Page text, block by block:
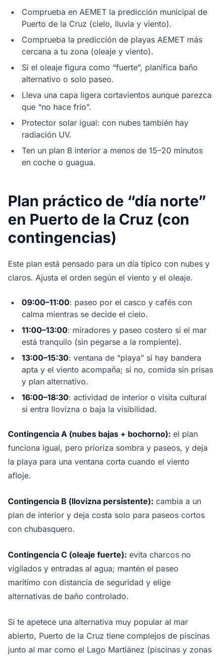
Comprueba en AEMET la predicción municipal de
Puerto de la Cruz (cielo, lluvia y viento).
Comprueba la predicción de playas AEMET más
cercana a tu zona (oleaje y viento).
Si el oleaje figura como “fuerte”, planifica baño
alternativo o solo paseo.
Lleva una capa ligera cortavientos aunque parezca
que “no hace frío”.
Protector solar igual: con nubes también hay
radiación UV.
Ten un plan B interior a menos de 15–20 minutos
en coche o guagua.
Plan práctico de “día norte”
en Puerto de la Cruz (con
contingencias)
Este plan está pensado para un día típico con nubes y
claros. Ajusta el orden según el viento y el oleaje.
09:00–11:00: paseo por el casco y cafés con
calma mientras se decide el cielo.
11:00–13:00: miradores y paseo costero si el mar
está tranquilo (sin pegarse a la rompiente).
13:00–15:30: ventana de “playa” si hay bandera
apta y el viento acompaña; si no, comida sin prisas
y plan alternativo.
16:00–18:30: actividad de interior o visita cultural
si entra llovizna o baja la visibilidad.
Contingencia A (nubes bajas + bochorno): el plan
funciona igual, pero prioriza sombra y paseos, y deja
la playa para una ventana corta cuando el viento
afloje.
Contingencia B (llovizna persistente): cambia a un
plan de interior y deja costa solo para paseos cortos
con chubasquero.
Contingencia C (oleaje fuerte): evita charcos no
vigilados y entradas al agua; mantén el paseo
marítimo con distancia de seguridad y elige
alternativas de baño controlado.
Si te apetece una alternativa muy popular al mar
abierto, Puerto de la Cruz tiene complejos de piscinas
junto al mar como el Lago Martiánez (piscinas y zonas